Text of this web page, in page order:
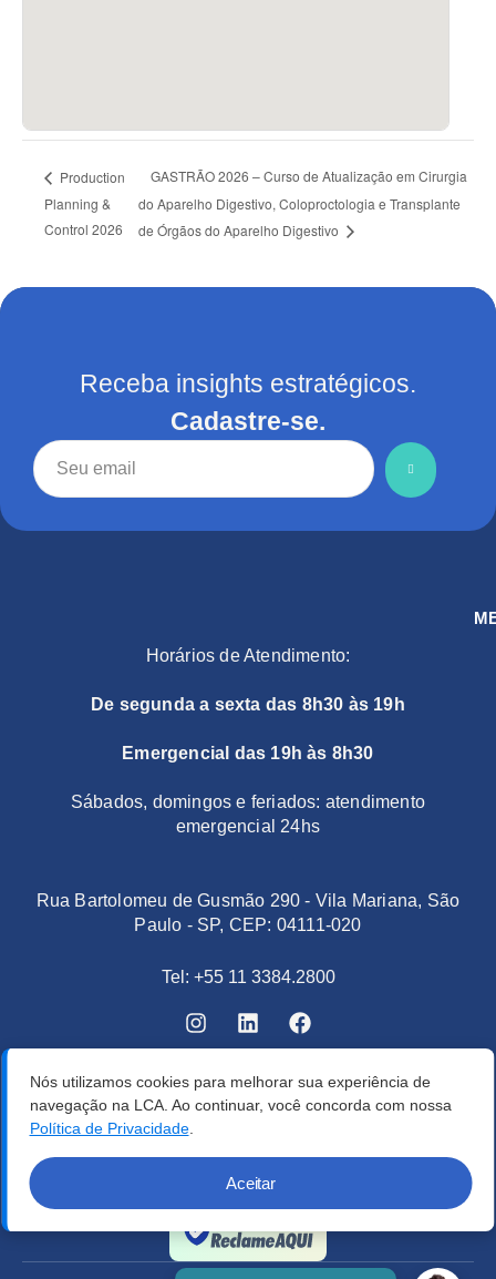
Production
Planning &
Control 2026
GASTRÃO 2026 – Curso de Atualização em Cirurgia
do Aparelho Digestivo, Coloproctologia e Transplante
de Órgãos do Aparelho Digestivo
Receba insights estratégicos.
Cadastre-se.
Horários de Atendimento:
De segunda a sexta das 8h30 às 19h
Emergencial das 19h às 8h30
Sábados, domingos e feriados: atendimento
emergencial 24hs
Rua Bartolomeu de Gusmão 290 - Vila Mariana, São
Paulo - SP, CEP: 04111-020
Tel: +55 11 3384.2800
Nós utilizamos cookies para melhorar sua experiência de
navegação na LCA. Ao continuar, você concorda com nossa
Política de Privacidade.
Aceitar